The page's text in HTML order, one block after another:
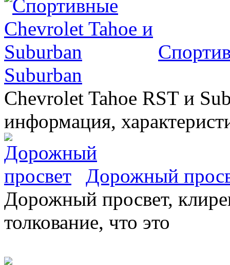
Suburban
Chevrolet Tahoe RST и
информация,
Дорожный
Дорожный просвет,
толкование, что это